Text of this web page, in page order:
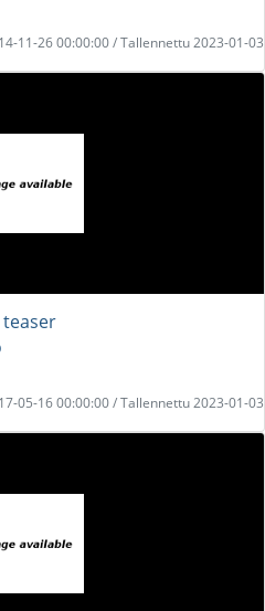
11-26 00:00:00 / Tallennettu 2023-01-03
05-16 00:00:00 / Tallennettu 2023-01-03